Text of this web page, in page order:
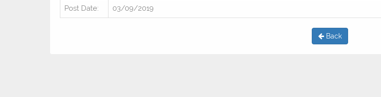
Post Date: 03/09/2019
Back